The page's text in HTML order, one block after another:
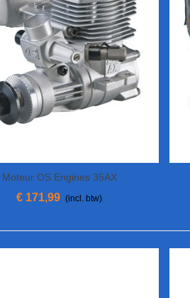
View More
Moteur OS Engines 35AX
€ 171,99 (incl. btw)